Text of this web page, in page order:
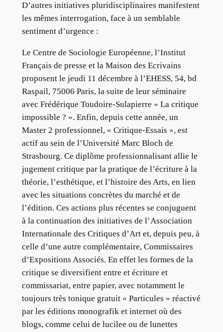
D’autres initiatives pluridisciplinaires manifestent
les mêmes interrogation, face à un semblable
sentiment d’urgence :
Le Centre de Sociologie Européenne, l’Institut
Français de presse et la Maison des Ecrivains
proposent le jeudi 11 décembre à l’EHESS, 54, bd
Raspail, 75006 Paris, la suite de leur séminaire
avec Frédérique Toudoire-Sulapierre « La critique
impossible ? ». Enfin, depuis cette année, un
Master 2 professionnel, « Critique-Essais », est
actif au sein de l’Université Marc Bloch de
Strasbourg. Ce diplôme professionnalisant allie le
jugement critique par la pratique de l’écriture à la
théorie, l’esthétique, et l’histoire des Arts, en lien
avec les situations concrètes du marché et de
l’édition. Ces actions plus récentes se conjuguent
à la continuation des initiatives de l’Association
Internationale des Critiques d’Art et, depuis peu, à
celle d’une autre complémentaire, Commissaires
d’Expositions Associés. En effet les formes de la
critique se diversifient entre et écriture et
commissariat, entre papier, avec notamment le
toujours très tonique gratuit « Particules » réactivé
par les éditions monografik et internet où des
blogs, comme celui de lucilee ou de lunettes